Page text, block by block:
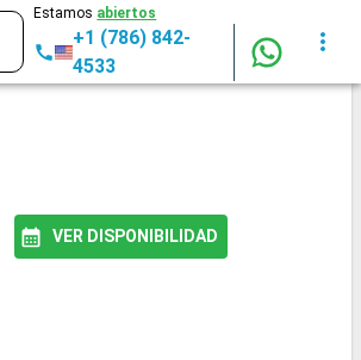
Estamos abiertos
+1 (786) 842-
4533
VER DISPONIBILIDAD